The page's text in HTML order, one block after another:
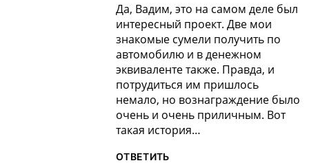
Да, Вадим, это на самом деле был
интересный проект. Две мои
знакомые сумели получить по
автомобилю и в денежном
эквиваленте также. Правда, и
потрудиться им пришлось
немало, но вознаграждение было
очень и очень приличным. Вот
такая история…
ОТВЕТИТЬ